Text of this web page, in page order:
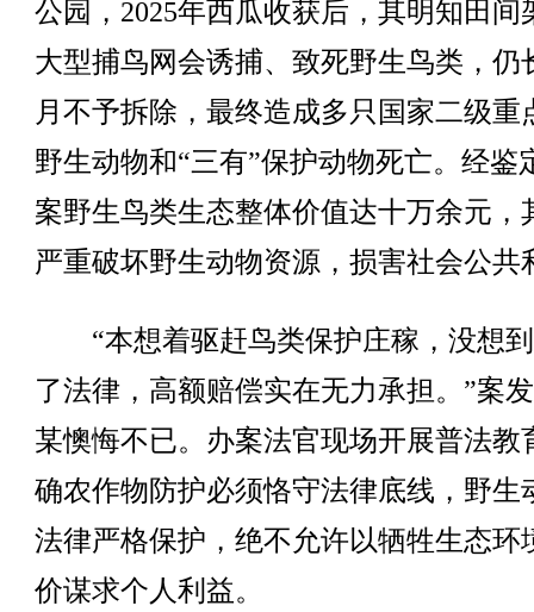
公园，2025年西瓜收获后，其明知田间
大型捕鸟网会诱捕、致死野生鸟类，仍
月不予拆除，最终造成多只国家二级重
野生动物和“三有”保护动物死亡。经鉴
案野生鸟类生态整体价值达十万余元，
严重破坏野生动物资源，损害社会公共
“本想着驱赶鸟类保护庄稼，没想
了法律，高额赔偿实在无力承担。”案
某懊悔不已。办案法官现场开展普法教
确农作物防护必须恪守法律底线，野生
法律严格保护，绝不允许以牺牲生态环
价谋求个人利益。